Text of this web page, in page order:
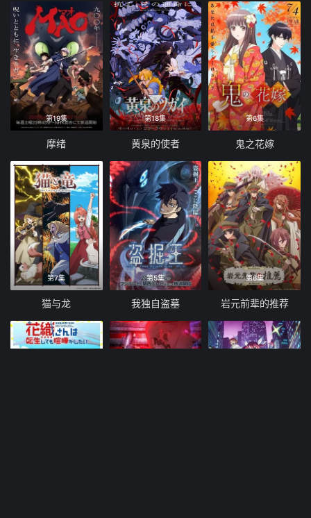
第19集
摩绪
第18集
黄泉的使者
第6集
鬼之花嫁
第7集
猫与龙
第5集
我独自盗墓
第6集
岩元前辈的推荐